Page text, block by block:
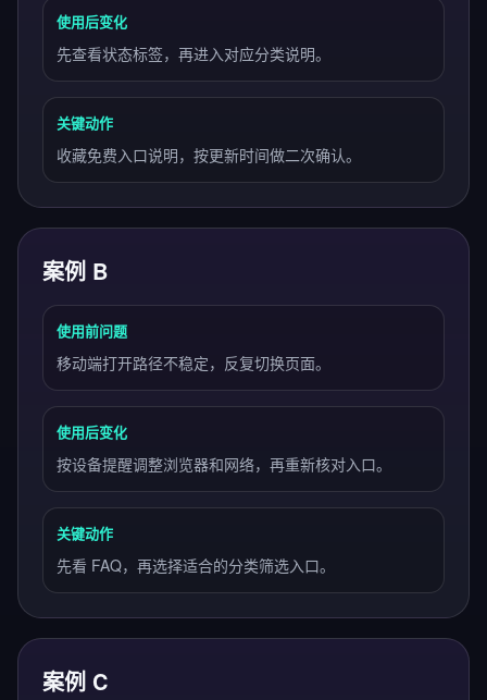
使用后变化
先查看状态标签，再进入对应分类说明。
关键动作
收藏免费入口说明，按更新时间做二次确认。
案例 B
使用前问题
移动端打开路径不稳定，反复切换页面。
使用后变化
按设备提醒调整浏览器和网络，再重新核对入口。
关键动作
先看 FAQ，再选择适合的分类筛选入口。
案例 C